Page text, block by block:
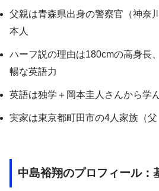
父親は青森県出身の警察官（神奈
本人
ハーフ説の理由は180cmの高身長
暢な英語力
英語は独学＋岡本圭人さんから学
実家は東京都町田市の4人家族（父
中島裕翔のプロフィール：